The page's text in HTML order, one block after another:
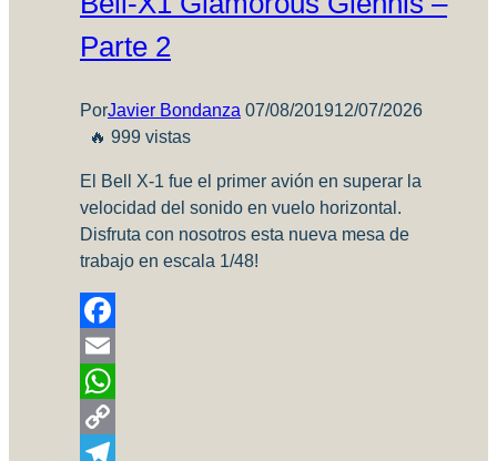
Parte 2
PorJavier Bondanza 07/08/201912/07/2026
🔥 999 vistas
El Bell X-1 fue el primer avión en superar la
velocidad del sonido en vuelo horizontal.
Disfruta con nosotros esta nueva mesa de
trabajo en escala 1/48!
Facebook
Email
WhatsApp
Copy